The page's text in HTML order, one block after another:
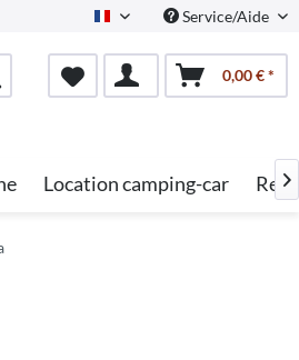
French Service/Aide
0,00 € *
Location camping-car 